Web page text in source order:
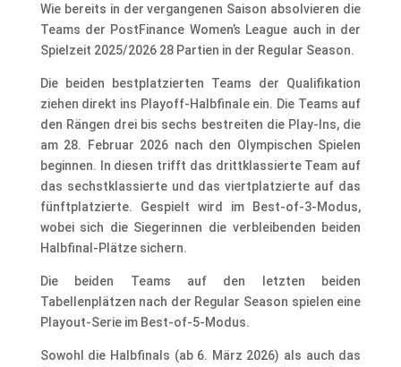
Wie bereits in der vergangenen Saison absolvieren die
Teams der PostFinance Women’s League auch in der
Spielzeit 2025/2026 28 Partien in der Regular Season.
Die beiden bestplatzierten Teams der Qualifikation
ziehen direkt ins Playoff-Halbfinale ein. Die Teams auf
den Rängen drei bis sechs bestreiten die Play-Ins, die
am 28. Februar 2026 nach den Olympischen Spielen
beginnen. In diesen trifft das drittklassierte Team auf
das sechstklassierte und das viertplatzierte auf das
fünftplatzierte. Gespielt wird im Best-of-3-Modus,
wobei sich die Siegerinnen die verbleibenden beiden
Halbfinal-Plätze sichern.
Die beiden Teams auf den letzten beiden
Tabellenplätzen nach der Regular Season spielen eine
Playout-Serie im Best-of-5-Modus.
Sowohl die Halbfinals (ab 6. März 2026) als auch das